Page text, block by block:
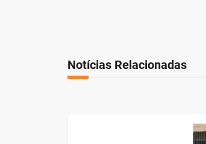
Notícias Relacionadas